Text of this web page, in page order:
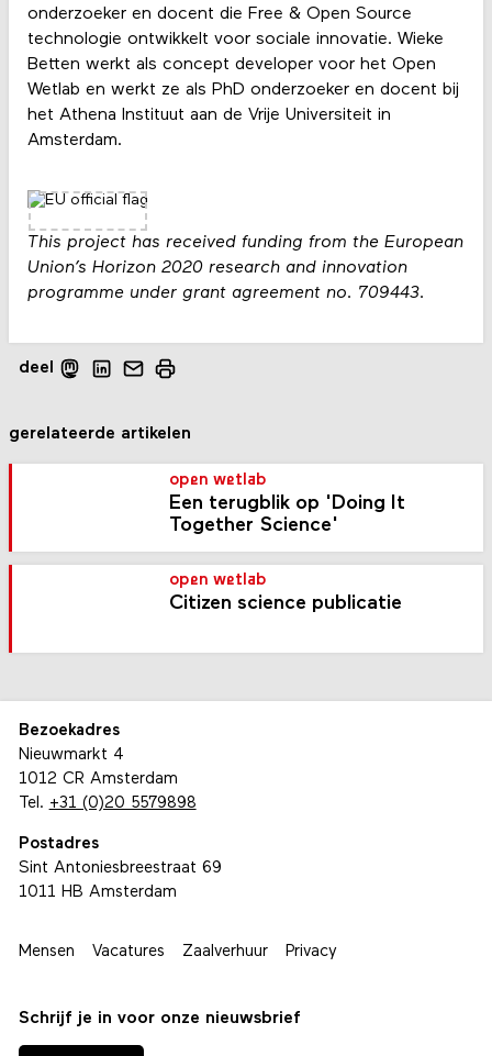
onderzoeker en docent die Free & Open Source
technologie ontwikkelt voor sociale innovatie. Wieke
Betten werkt als concept developer voor het Open
Wetlab en werkt ze als PhD onderzoeker en docent bij
het Athena Instituut aan de Vrije Universiteit in
Amsterdam.
This project has received funding from the European
Union’s Horizon 2020 research and innovation
programme under grant agreement no. 709443.
deel
gerelateerde artikelen
open wetlab
Een terugblik op 'Doing It
Together Science'
open wetlab
Citizen science publicatie
Bezoekadres
Nieuwmarkt 4
1012 CR Amsterdam
Tel. +31 (0)20 5579898
Postadres
Sint Antoniesbreestraat 69
1011 HB Amsterdam
Mensen Vacatures Zaalverhuur Privacy
Schrijf je in voor onze nieuwsbrief